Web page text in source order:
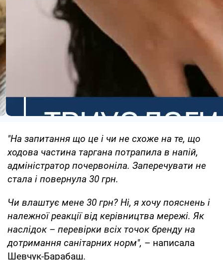
"На запитання що це і чи не схоже на те, що
ходова частина таргана потрапила в напій,
адміністратор почервоніла. Заперечувати не
стала і повернула 30 грн.
Чи влаштує мене 30 грн? Ні, я хочу пояснень і
належної реакції від керівництва мережі. Як
наслідок – перевірки всіх точок бренду на
дотримання санітарних норм", – написала
Шевчук-Барабаш.